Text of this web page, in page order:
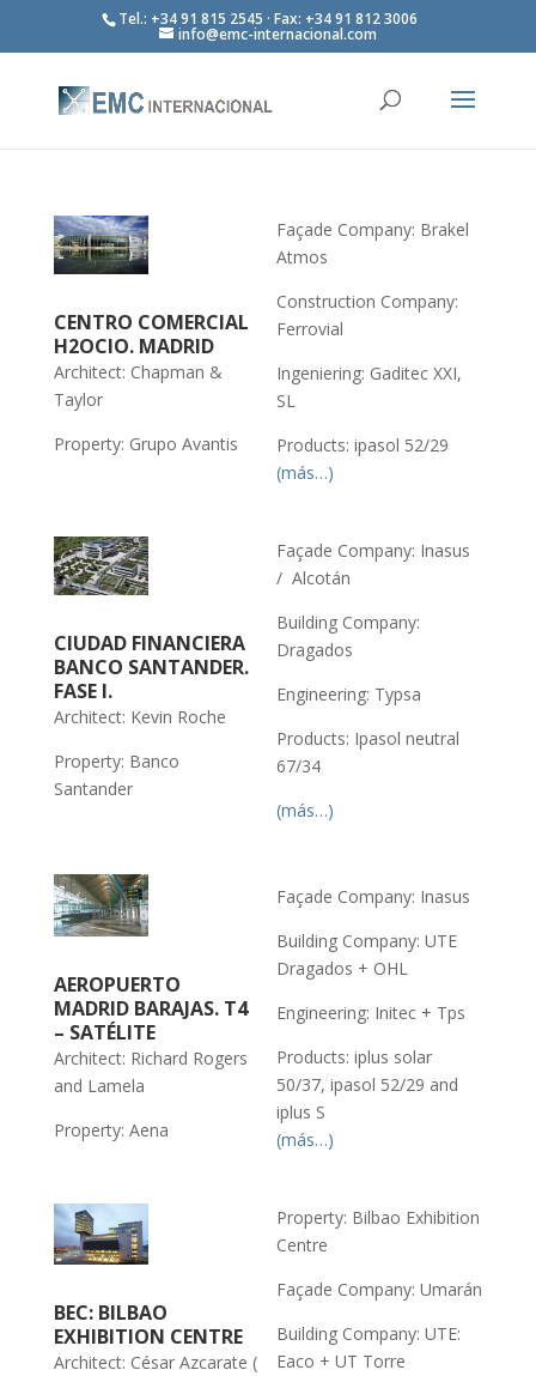
Tel.: +34 91 815 2545 · Fax: +34 91 812 3006
info@emc-internacional.com
CENTRO COMERCIAL
H2OCIO. MADRID
Architect: Chapman &
Taylor
Property: Grupo Avantis
Façade Company: Brakel
Atmos
Construction Company:
Ferrovial
Ingeniering: Gaditec XXI,
SL
Products: ipasol 52/29
(más…)
CIUDAD FINANCIERA
BANCO SANTANDER.
FASE I.
Architect: Kevin Roche
Property: Banco
Santander
Façade Company: Inasus
/ Alcotán
Building Company:
Dragados
Engineering: Typsa
Products: Ipasol neutral
67/34
(más…)
AEROPUERTO
MADRID BARAJAS. T4
– SATÉLITE
Architect: Richard Rogers
and Lamela
Property: Aena
Façade Company: Inasus
Building Company: UTE
Dragados + OHL
Engineering: Initec + Tps
Products: iplus solar
50/37, ipasol 52/29 and
iplus S
(más…)
BEC: BILBAO
EXHIBITION CENTRE
Architect: César Azcarate (
Property: Bilbao Exhibition
Centre
Façade Company: Umarán
Building Company: UTE:
Eaco + UT Torre